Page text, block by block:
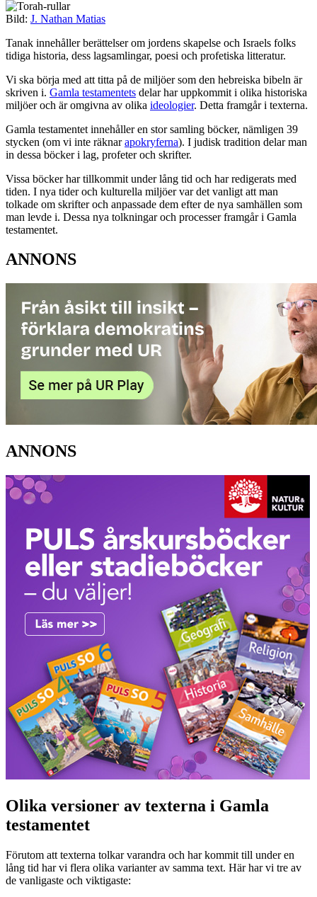
Bild: J. Nathan Matias
Tanak innehåller berättelser om jordens skapelse och Israels folks
tidiga historia, dess lagsamlingar, poesi och profetiska litteratur.
Vi ska börja med att titta på de miljöer som den hebreiska bibeln är
skriven i. Gamla testamentets delar har uppkommit i olika historiska
miljöer och är omgivna av olika ideologier. Detta framgår i texterna.
Gamla testamentet innehåller en stor samling böcker, nämligen 39
stycken (om vi inte räknarapokryferna). I judisk tradition delar man
in dessa böcker i lag, profeter och skrifter.
Vissa böcker har tillkommit under lång tid och har redigerats med
tiden. I nya tider och kulturella miljöer var det vanligt att man
tolkade om skrifter och anpassade dem efter de nya samhällen som
man levde i. Dessa nya tolkningar och processer framgår i Gamla
testamentet.
ANNONS
ANNONS
Olika versioner av texterna i Gamla
testamentet
Förutom att texterna tolkar varandra och har kommit till under en
lång tid har vi flera olika varianter av samma text. Här har vi tre av
de vanligaste och viktigaste: